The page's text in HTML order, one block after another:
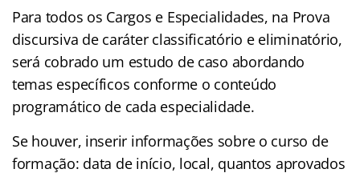
Para todos os Cargos e Especialidades, na Prova
discursiva de caráter classificatório e eliminatório,
será cobrado um estudo de caso abordando
temas específicos conforme o conteúdo
programático de cada especialidade.
Se houver, inserir informações sobre o curso de
formação: data de início, local, quantos aprovados